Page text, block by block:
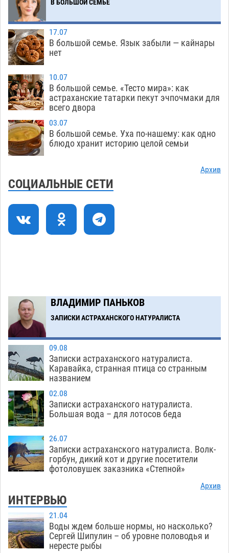
14:19
Погибший на Донбассе волонтер из Астрахани
стал героем мурала
08.08 572
13:10
Подросток, перебегавший дорогу вне
перехода, попал под колеса авто в Астрахани
12:02
Астраханский следком помог подростку
получить зарплату за честный труд
10:51
Фаворитская ноша: астраханские
гандболисты крупно проиграли пермякам
09:00
Лидеры чеченской диаспоры в Астрахани
Никольской
18:00
Завтра астраханцы проведут день в режиме
В БОЛЬШОЙ СЕМЬЕ
17.07
В большой семье. Язык забыли — кайнары
нет
10.07
В большой семье. «Тесто мира»: как
астраханские татарки пекут эчпочмаки для
всего двора
03.07
В большой семье. Уха по-нашему: как одно
блюдо хранит историю целой семьи
Архив
СОЦИАЛЬНЫЕ СЕТИ
ВЛАДИМИР ПАНЬКОВ
ЗАПИСКИ АСТРАХАНСКОГО НАТУРАЛИСТА
09.08
Записки астраханского натуралиста.
Каравайка, странная птица со странным
названием
02.08
Записки астраханского натуралиста.
Большая вода – для лотосов беда
26.07
Записки астраханского натуралиста. Волк-
горбун, дикий кот и другие посетители
фотоловушек заказника «Степной»
Архив
ИНТЕРВЬЮ
21.04
Воды ждем больше нормы, но насколько?
Сергей Шипулин – об уровне половодья и
нересте рыбы